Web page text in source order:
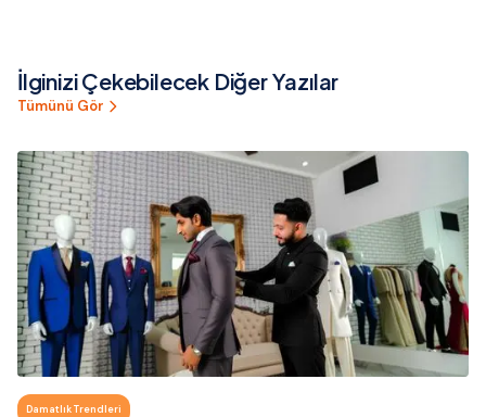
İlginizi Çekebilecek Diğer Yazılar
Tümünü Gör
Damatlık Trendleri